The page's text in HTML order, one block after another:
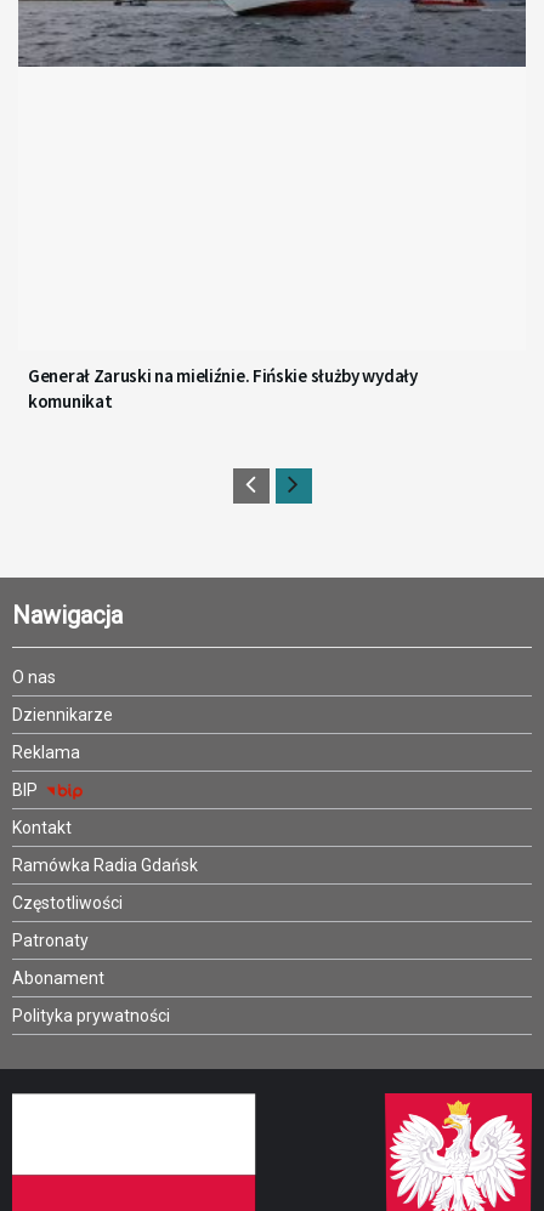
Generał Zaruski na mieliźnie. Fińskie służby wydały
komunikat
Nawigacja
O nas
Dziennikarze
Reklama
BIP
Kontakt
Ramówka Radia Gdańsk
Częstotliwości
Patronaty
Abonament
Polityka prywatności